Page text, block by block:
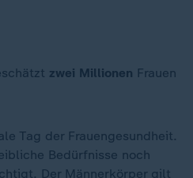
zwei Millionen Frauen
Tag der Frauengesundheit.
Bedürfnisse noch
Der Männerkörper gilt